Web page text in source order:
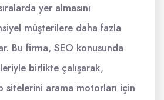
yer almasını
müşterilere daha fazla
Bu firma, SEO konusunda
birlikte çalışarak,
sitelerini arama motorları için